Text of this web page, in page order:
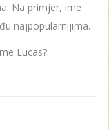
Na primjer, ime
najpopularnijima.
Lucas?